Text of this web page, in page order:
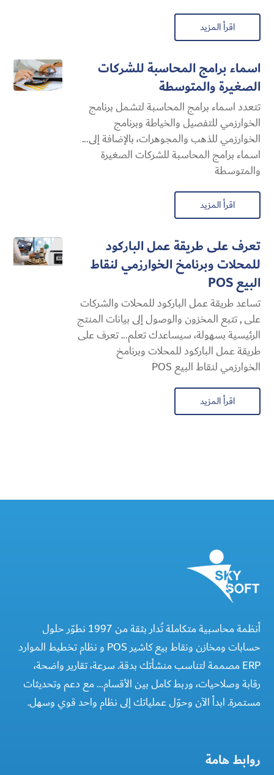
اقرأ المزيد
اسماء برامج المحاسبة للشركات
الصغيرة والمتوسطة
تتعدد اسماء برامج المحاسبة لتشمل برنامج
الخوارزمي للتفصيل والخياطة وبرنامج
الخوارزمي للذهب والمجوهرات، بالإضافة إلى...
اسماء برامج المحاسبة للشركات الصغيرة
والمتوسطة
اقرأ المزيد
تعرف على طريقة عمل الباركود
للمحلات وبرنامخ الخوارزمي لنقاط
البيع POS
تساعد طريقة عمل الباركود للمحلات والشركات
على , تتبع المخزون والوصول إلى بيانات المنتج
الرئيسية بسهولة، سيساعدك تعلم... تعرف على
طريقة عمل الباركود للمحلات وبرنامخ
الخوارزمي لنقاط البيع POS
اقرأ المزيد
أنظمة محاسبية متكاملة تُدار بثقة من 1997 نطوّر حلول
حسابات ومخازن ونقاط بيع كاشير POS و نظام تخطيط الموارد
ERP مصممة لتناسب منشأتك بدقة. سرعة، تقارير واضحة،
رقابة وصلاحيات، وربط كامل بين الأقسام… مع دعم وتحديثات
مستمرة. ابدأ الآن وحوّل عملياتك إلى نظام واحد قوي وسهل.
روابط هامة